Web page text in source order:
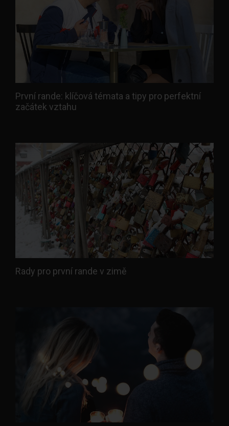
První rande: klíčová témata a tipy pro perfektní
začátek vztahu
Rady pro první rande v zimě